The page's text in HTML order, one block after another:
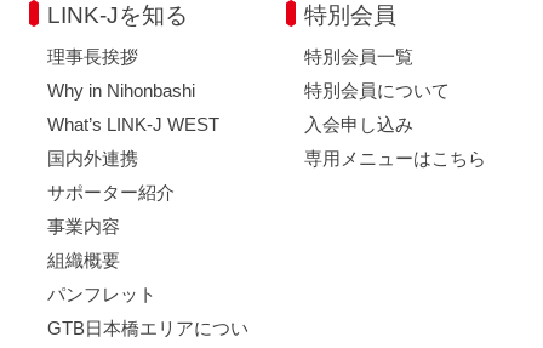
LINK-Jを知る
理事長挨拶
Why in Nihonbashi
What’s LINK-J WEST
国内外連携
サポーター紹介
事業内容
組織概要
パンフレット
GTB日本橋エリアについ
特別会員
特別会員一覧
特別会員について
入会申し込み
専用メニューはこちら